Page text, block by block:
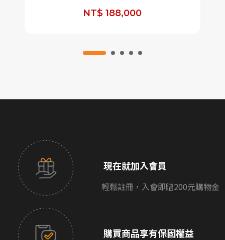
NT$ 188,000
現在就加入會員
輕鬆註冊，入會即贈200元購物金
購買商品享有保固權益